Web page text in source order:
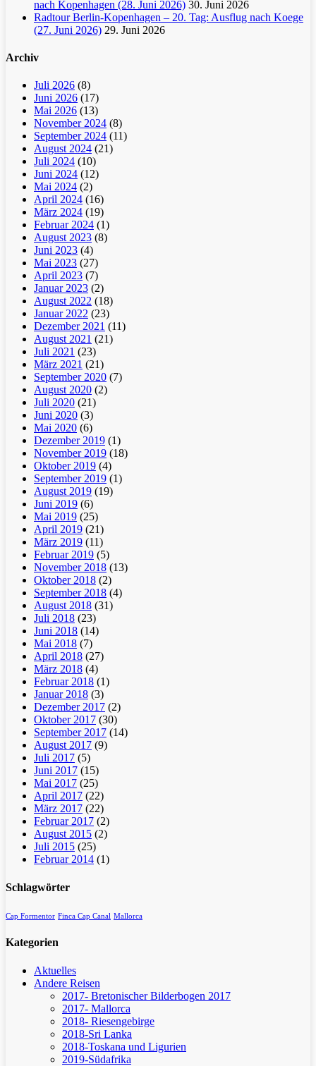
nach Kopenhagen (28. Juni 2026) 30. Juni 2026
Radtour Berlin-Kopenhagen – 20. Tag: Ausflug nach Koege
(27. Juni 2026) 29. Juni 2026
Archiv
Juli 2026 (8)
Juni 2026 (17)
Mai 2026 (13)
November 2024 (8)
September 2024 (11)
August 2024 (21)
Juli 2024 (10)
Juni 2024 (12)
Mai 2024 (2)
April 2024 (16)
März 2024 (19)
Februar 2024 (1)
August 2023 (8)
Juni 2023 (4)
Mai 2023 (27)
April 2023 (7)
Januar 2023 (2)
August 2022 (18)
Januar 2022 (23)
Dezember 2021 (11)
August 2021 (21)
Juli 2021 (23)
März 2021 (21)
September 2020 (7)
August 2020 (2)
Juli 2020 (21)
Juni 2020 (3)
Mai 2020 (6)
Dezember 2019 (1)
November 2019 (18)
Oktober 2019 (4)
September 2019 (1)
August 2019 (19)
Juni 2019 (6)
Mai 2019 (25)
April 2019 (21)
März 2019 (11)
Februar 2019 (5)
November 2018 (13)
Oktober 2018 (2)
September 2018 (4)
August 2018 (31)
Juli 2018 (23)
Juni 2018 (14)
Mai 2018 (7)
April 2018 (27)
März 2018 (4)
Februar 2018 (1)
Januar 2018 (3)
Dezember 2017 (2)
Oktober 2017 (30)
September 2017 (14)
August 2017 (9)
Juli 2017 (5)
Juni 2017 (15)
Mai 2017 (25)
April 2017 (22)
März 2017 (22)
Februar 2017 (2)
August 2015 (2)
Juli 2015 (25)
Februar 2014 (1)
Schlagwörter
Cap Formentor Finca Cap Canal Mallorca
Kategorien
Aktuelles
Andere Reisen
2017- Bretonischer Bilderbogen 2017
2017- Mallorca
2018- Riesengebirge
2018-Sri Lanka
2018-Toskana und Ligurien
2019-Südafrika